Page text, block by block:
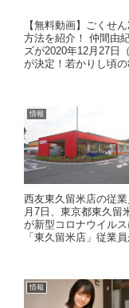
【無料動画】ごくせ
方法を紹介！ 仲間由
ズが2020年12月27日
が決定！若かりし頃
情報
西友東久留米店の従
月7日、東京都東久留
が新型コロナウイル
「東久留米店」従業
情報